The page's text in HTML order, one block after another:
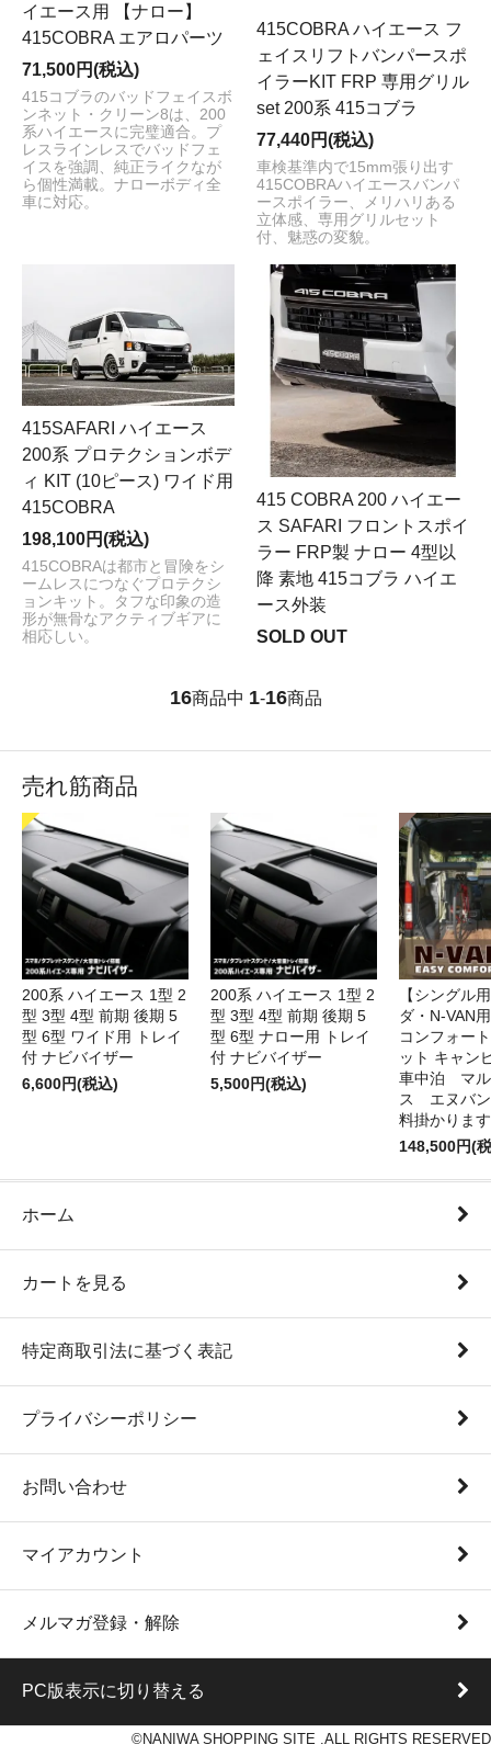
イエース用 【ナロー】
415COBRA エアロパーツ
71,500円(税込)
415コブラのバッドフェイスボ
ンネット・クリーン8は、200
系ハイエースに完璧適合。プ
レスラインレスでバッドフェ
イスを強調、純正ライクなが
ら個性満載。ナローボディ全
車に対応。
415COBRA ハイエース フ
ェイスリフトバンパースポ
イラーKIT FRP 専用グリル
set 200系 415コブラ
77,440円(税込)
車検基準内で15mm張り出す
415COBRAハイエースバンパ
ースポイラー、メリハリある
立体感、専用グリルセット
付、魅惑の変貌。
415SAFARI ハイエース
200系 プロテクションボデ
ィ KIT (10ピース) ワイド用
415COBRA
198,100円(税込)
415COBRAは都市と冒険をシ
ームレスにつなぐプロテクシ
ョンキット。タフな印象の造
形が無骨なアクティブギアに
相応しい。
415 COBRA 200 ハイエー
ス SAFARI フロントスポイ
ラー FRP製 ナロー 4型以
降 素地 415コブラ ハイエ
ース外装
SOLD OUT
16商品中 1-16商品
売れ筋商品
200系 ハイエース 1型 2
型 3型 4型 前期 後期 5
型 6型 ワイド用 トレイ
付 ナビバイザー
6,600円(税込)
200系 ハイエース 1型 2
型 3型 4型 前期 後期 5
型 6型 ナロー用 トレイ
付 ナビバイザー
5,500円(税込)
【シングル
ダ・N-VAN
コンフォー
ット キャン
車中泊 マル
ス エヌバ
料掛かります
148,500円(
ホーム
カートを見る
特定商取引法に基づく表記
プライバシーポリシー
お問い合わせ
マイアカウント
メルマガ登録・解除
PC版表示に切り替える
©NANIWA SHOPPING SITE .ALL RIGHTS RESERVED